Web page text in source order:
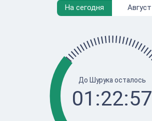
На сегодня Август
До Шурука осталось
01:22:57